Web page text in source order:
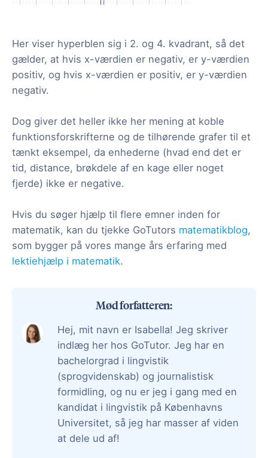
Her viser hyperblen sig i 2. og 4. kvadrant, så det
gælder, at hvis x-værdien er negativ, er y-værdien
positiv, og hvis x-værdien er positiv, er y-værdien
negativ.
Dog giver det heller ikke her mening at koble
funktionsforskrifterne og de tilhørende grafer til et
tænkt eksempel, da enhederne (hvad end det er
tid, distance, brøkdele af en kage eller noget
fjerde) ikke er negative.
Hvis du søger hjælp til flere emner inden for
matematik, kan du tjekke GoTutors matematikblog,
som bygger på vores mange års erfaring med
lektiehjælp i matematik.
Mød forfatteren:
Hej, mit navn er Isabella! Jeg skriver
indlæg her hos GoTutor. Jeg har en
bachelorgrad i lingvistik
(sprogvidenskab) og journalistisk
formidling, og nu er jeg i gang med en
kandidat i lingvistik på Københavns
Universitet, så jeg har masser af viden
at dele ud af!